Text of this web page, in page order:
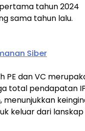
tahun 2024
sama tahun lalu.
Siber
PE dan VC
total pendapatan
menunjukkan
keluar dari lanskap